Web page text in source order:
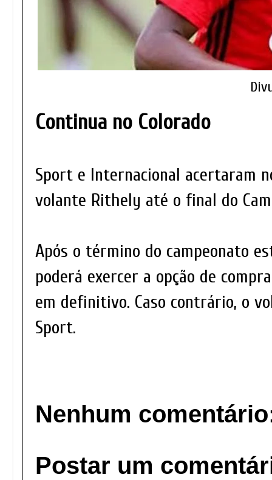
Continua no Colorado
Sport e Internacional acertaram
volante Rithely até o final do
Após o término do campeonato
poderá exercer a opção de
em definitivo. Caso contrário, o
Sport.
Nenhum
Postar um